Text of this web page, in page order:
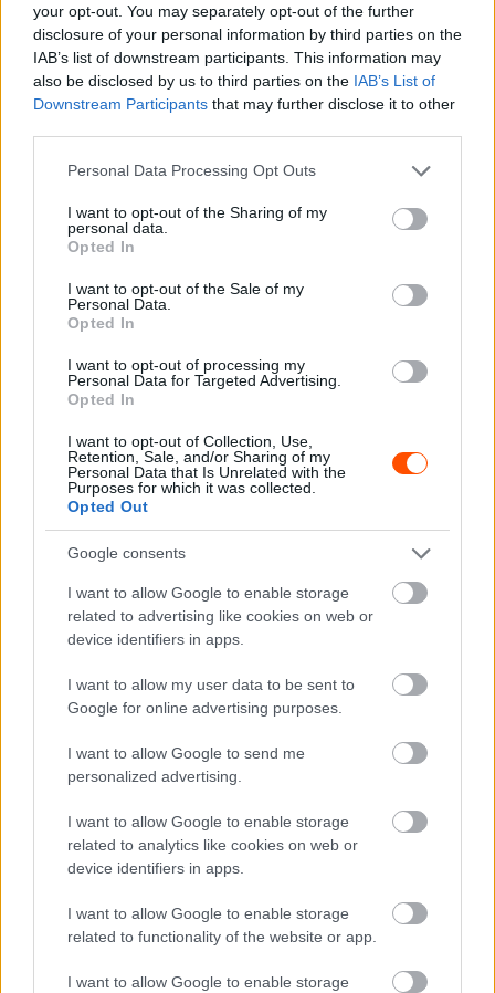
your opt-out. You may separately opt-out of the further
disclosure of your personal information by third parties on the
IAB’s list of downstream participants. This information may
also be disclosed by us to third parties on the IAB’s List of
Downstream Participants that may further disclose it to other
Please note that this website/app uses one or more Google
not limited to your visit or usage behaviour. You may click to
grant or deny consent to Google and its third-party tags to
use your data for below specified purposes in below Google
consent section.
Personal Data Processing Opt Outs
I want to opt-out of the Sharing of my
personal data.
Opted In
I want to opt-out of the Sale of my
Personal Data.
Opted In
I want to opt-out of processing my
Personal Data for Targeted Advertising.
Opted In
I want to opt-out of Collection, Use,
Retention, Sale, and/or Sharing of my
Personal Data that Is Unrelated with the
Purposes for which it was collected.
Opted Out
Google consents
I want to allow Google to enable storage
related to advertising like cookies on web or
device identifiers in apps.
I want to allow my user data to be sent to
Google for online advertising purposes.
I want to allow Google to send me
personalized advertising.
I want to allow Google to enable storage
related to analytics like cookies on web or
device identifiers in apps.
I want to allow Google to enable storage
related to functionality of the website or app.
I want to allow Google to enable storage
ERC
Hirvonen elégedett a Toyota fiatal
Hund Gábor - 2023. június 9.
Efrén Llarena szerint jobban kellene a
2023. június 6.